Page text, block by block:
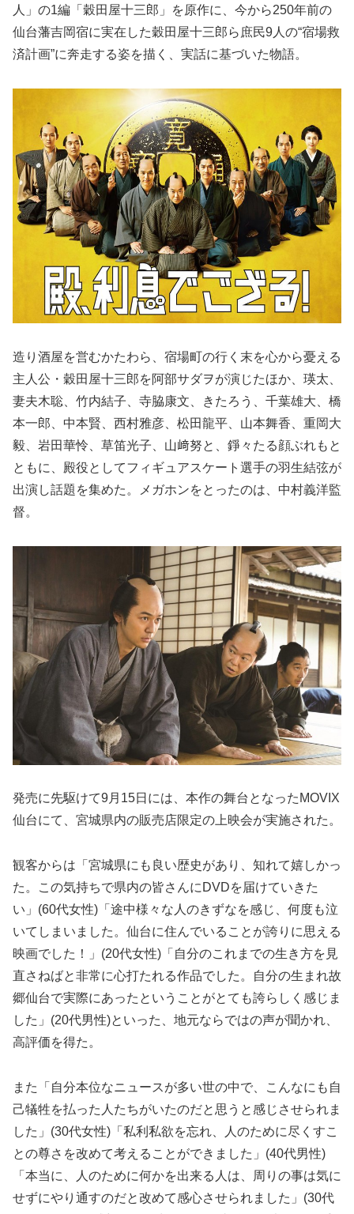
人」の1編「穀田屋十三郎」を原作に、今から250年前の
仙台藩吉岡宿に実在した穀田屋十三郎ら庶民9人の“宿場救
済計画”に奔走する姿を描く、実話に基づいた物語。
造り酒屋を営むかたわら、宿場町の行く末を心から憂える
主人公・穀田屋十三郎を阿部サダヲが演じたほか、瑛太、
妻夫木聡、竹内結子、寺脇康文、きたろう、千葉雄大、橋
本一郎、中本賢、西村雅彦、松田龍平、山本舞香、重岡大
毅、岩田華怜、草笛光子、山﨑努と、錚々たる顔ぶれもと
ともに、殿役としてフィギュアスケート選手の羽生結弦が
出演し話題を集めた。メガホンをとったのは、中村義洋監
督。
発売に先駆けて9月15日には、本作の舞台となったMOVIX
仙台にて、宮城県内の販売店限定の上映会が実施された。
観客からは「宮城県にも良い歴史があり、知れて嬉しかっ
た。この気持ちで県内の皆さんにDVDを届けていきた
い」(60代女性)「途中様々な人のきずなを感じ、何度も泣
いてしまいました。仙台に住んでいることが誇りに思える
映画でした！」(20代女性)「自分のこれまでの生き方を見
直さねばと非常に心打たれる作品でした。自分の生まれ故
郷仙台で実際にあったということがとても誇らしく感じま
した」(20代男性)といった、地元ならではの声が聞かれ、
高評価を得た。
また「自分本位なニュースが多い世の中で、こんなにも自
己犠牲を払った人たちがいたのだと思うと感じさせられま
した」(30代女性)「私利私欲を忘れ、人のために尽くすこ
との尊さを改めて考えることができました」(40代男性)
「本当に、人のために何かを出来る人は、周りの事は気に
せずにやり通すのだと改めて感心させられました」(30代